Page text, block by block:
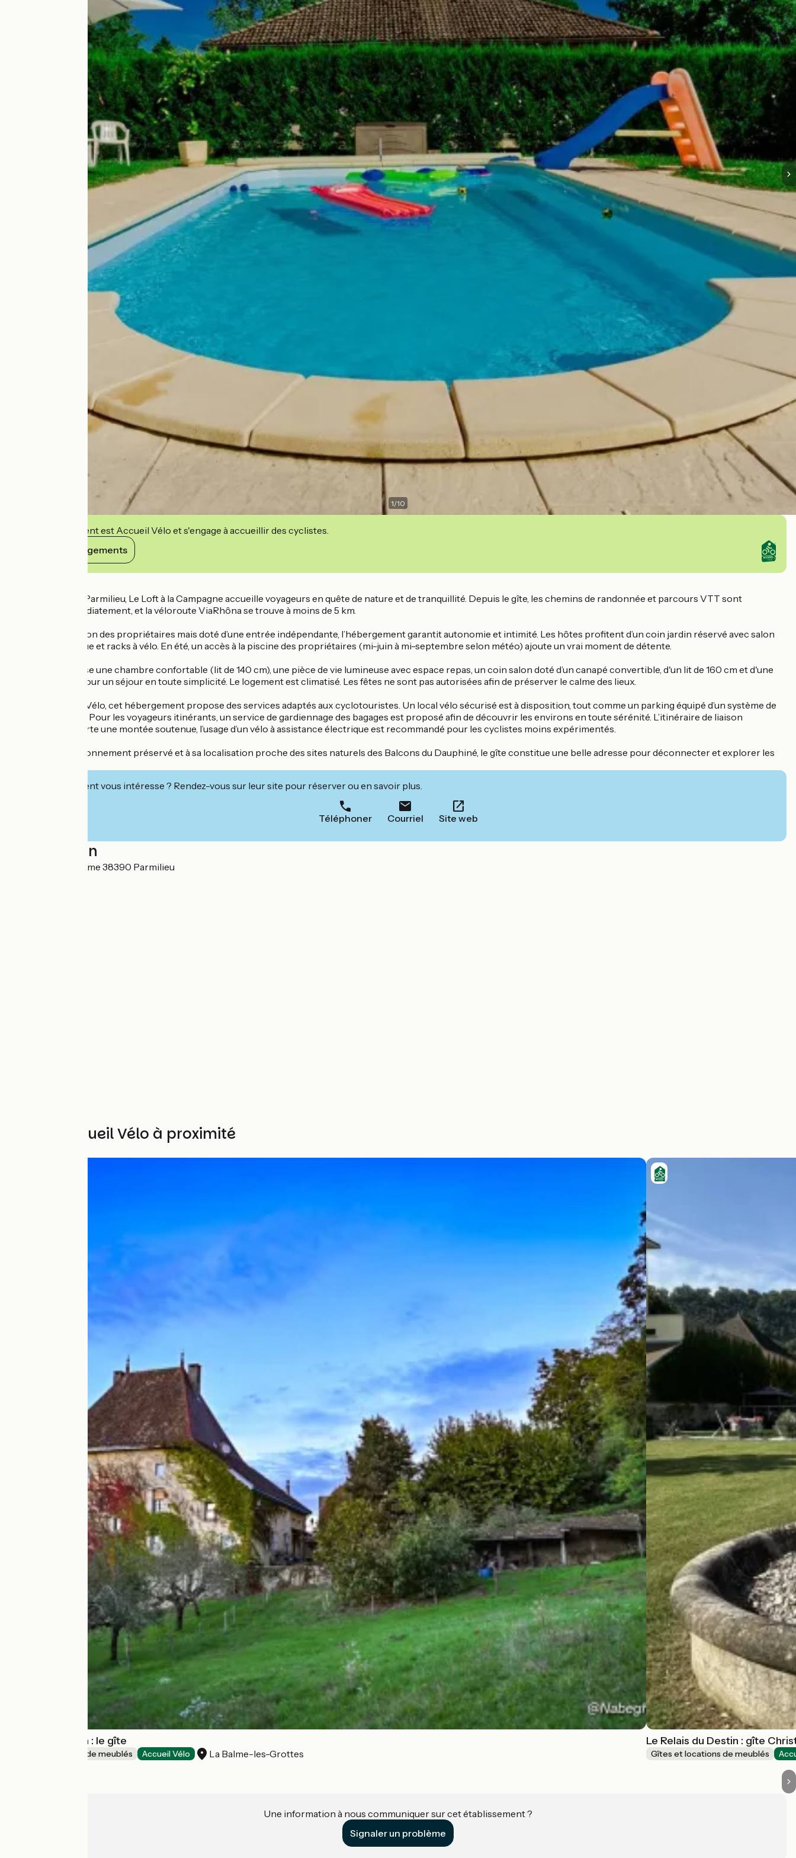
1/10
Cet établissement est Accueil Vélo et s'engage à accueillir des cyclistes.
Voir ses engagements
Situé au cœur de Parmilieu, Le Loft à la Campagne accueille voyageurs en quête de nature et de tranquillité. Depuis le gîte, les chemins de randonnée et parcours VTT sont
accessibles immédiatement, et la véloroute ViaRhôna se trouve à moins de 5 km.
Attenant à la maison des propriétaires mais doté d’une entrée indépendante, l’hébergement garantit autonomie et intimité. Les hôtes profitent d’un coin jardin réservé avec salon
extérieur, barbecue et racks à vélo. En été, un accès à la piscine des propriétaires (mi-juin à mi-septembre selon météo) ajoute un vrai moment de détente.
L’intérieur propose une chambre confortable (lit de 140 cm), une pièce de vie lumineuse avec espace repas, un coin salon doté d’un canapé convertible, d'un lit de 160 cm et d'une
cuisine équipée pour un séjour en toute simplicité. Le logement est climatisé. Les fêtes ne sont pas autorisées afin de préserver le calme des lieux.
Labellisé Accueil Vélo, cet hébergement propose des services adaptés aux cyclotouristes. Un local vélo sécurisé est à disposition, tout comme un parking équipé d’un système de
vidéosurveillance. Pour les voyageurs itinérants, un service de gardiennage des bagages est proposé afin de découvrir les environs en toute sérénité. L’itinéraire de liaison
ViaRhôna comporte une montée soutenue, l’usage d’un vélo à assistance électrique est recommandé pour les cyclistes moins expérimentés.
Grâce à son environnement préservé et à sa localisation proche des sites naturels des Balcons du Dauphiné, le gîte constitue une belle adresse pour déconnecter et explorer les
Cet établissement vous intéresse ? Rendez-vous sur leur site pour réserver ou en savoir plus.
Téléphoner Courriel Site web
Localisation
121 Route de la Balme 38390 Parmilieu
Autres Accueil Vélo à proximité
Le Clos Dauphin : le gîte
Gîtes et locations de meublés Accueil Vélo La Balme-les-Grottes
Le Relais du Destin : gîte
Gîtes et locations de meublés
Une information à nous communiquer sur cet établissement ?
Signaler un problème